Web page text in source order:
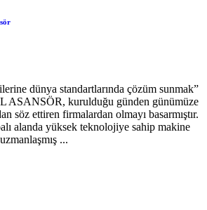
dünya standartlarında çözüm sunmak”
ASANSÖR, kurulduğu günden günümüze
söz ettiren firmalardan olmayı basarmıştır.
alanda yüksek teknolojiye sahip makine
...